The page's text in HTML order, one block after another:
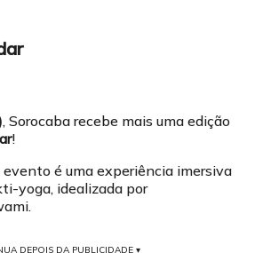
, Sorocaba recebe mais uma edição
!
é uma experiência imersiva
yoga, idealizada por
DEPOIS DA PUBLICIDADE ▾